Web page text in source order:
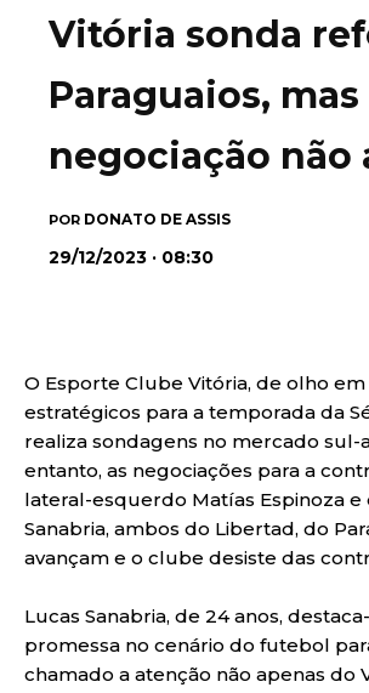
Vitória sonda
Paraguaios, mas
negociação não
POR DONATO DE ASSIS
29/12/2023 · 08:30
O Esporte Clube Vitória, de olho
estratégicos para a temporada da
realiza sondagens no mercado sul-
entanto, as negociações para a
lateral-esquerdo Matías Espinoza e
Sanabria, ambos do Libertad, do
avançam e o clube desiste das
Lucas Sanabria, de 24 anos,
promessa no cenário do futebol
chamado a atenção não apenas do